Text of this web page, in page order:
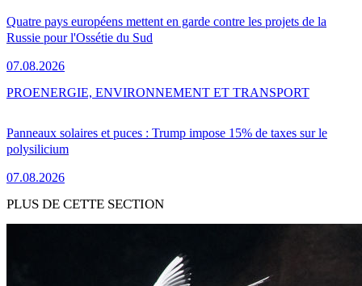
Quatre pays européens mettent en garde contre les projets de la
Russie pour l'Ossétie du Sud
07.08.2026
Panneaux solaires et puces : Trump impose 15% de taxes sur le
polysilicium
07.08.2026
PROENERGIE, ENVIRONNEMENT ET TRANSPORT
PLUS DE CETTE SECTION